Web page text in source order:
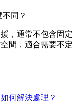
同？
，通常不包含固定
間，適合需要不定
何解決處理？